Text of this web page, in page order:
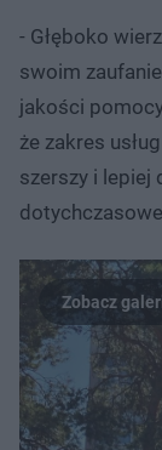
- Głęboko
swoim
jakości
że zakres
szerszy i lepiej